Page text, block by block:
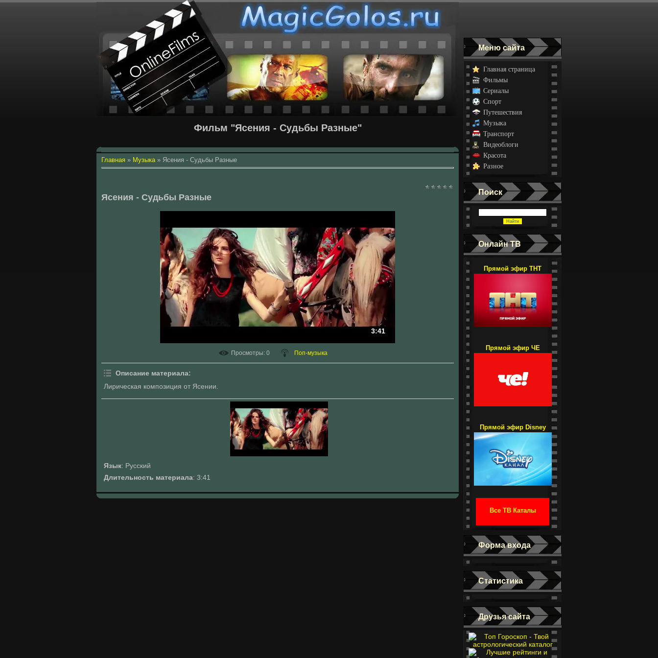
Фильм "Ясения - Судьбы Разные"
Главная » Музыка» Ясения - Судьбы Разные
Ясения - Судьбы Разные
3:41
Просмотры: 0 Поп-музыка
Описание материала:
Лирическая композиция от Ясении.
Язык: Русский
Длительность материала: 3:41
Меню сайта
Главная страница
Фильмы
Сериалы
Спорт
Путешествия
Музыка
Транспорт
Видеоблоги
Красота
Разное
Поиск
Онлайн ТВ
Прямой эфир ТНТ
Прямой эфир ЧЕ
Прямой эфир Disney
Все ТВ Каталы
Форма входа
Статистика
Друзья сайта